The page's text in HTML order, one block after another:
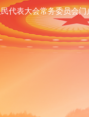
代表大会常务委员会门